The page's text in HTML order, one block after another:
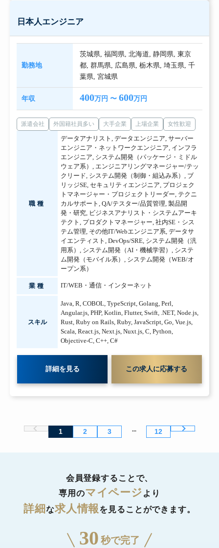
日本人エンジニア
勤務地
茨城県,福岡県,北海道,静岡県,東京
都,群馬県, 広島県,栃木県,埼玉県,千
葉県,宮城県
年収 400万円 〜600万円
派遣会社 外国籍社員多い 大手企業 上場企業 女性歓迎
職種
データアナリスト , データエンジニア, サーバー
エンジニア・ネットワークエンジニア, インフラ
エンジニア, システム開発（パッケージ・ミドル
ウェア系） , エンジニアリングマネージャー/テッ
クリード, システム開発（制御・組込み系） , ブ
リッジSE, セキュリティエンジニア, プロジェク
トマネージャー・プロジェクトリーダー, テクニ
カルサポート , QA/テスター/品質管理, 製品開
発・研究, ビジネスアナリスト・システムアーキ
テクト , プロダクトマネージャー, 社内SE・シス
テム管理, その他IT/Webエンジニア系, データサ
イエンティスト , DevOps/SRE, システム開発（汎
用系） , システム開発（AI・機械学習） , システ
ム開発（モバイル系） , システム開発（WEB/オ
ープン系）
業種 IT/WEB・通信・インターネット
スキル
Java, R, COBOL, TypeScript, Golang, Perl,
Angular.js, PHP, Kotlin, Flutter, Swift, .NET, Node.js,
Rust, Ruby on Rails, Ruby, JavaScript, Go, Vue.js,
Scala, React.js, Next.js, Nuxt.js, C, Python,
Objective-C, C++, C#
詳細を見る この求人に応募する
1 2 3 ... 12
会員登録することで、
専用のマイページ より
詳細な求人情報を見ることができます。
30 秒で完了